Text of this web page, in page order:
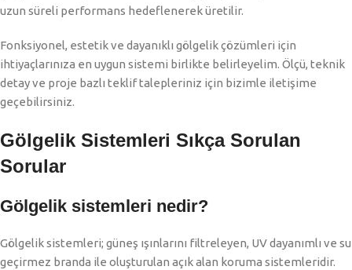
uzun süreli performans hedeflenerek üretilir.
Fonksiyonel, estetik ve dayanıklı gölgelik çözümleri için
ihtiyaçlarınıza en uygun sistemi birlikte belirleyelim. Ölçü, teknik
detay ve proje bazlı teklif talepleriniz için bizimle iletişime
geçebilirsiniz.
Gölgelik Sistemleri Sıkça Sorulan
Sorular
Gölgelik sistemleri nedir?
Gölgelik sistemleri; güneş ışınlarını filtreleyen, UV dayanımlı ve su
geçirmez branda ile oluşturulan açık alan koruma sistemleridir.